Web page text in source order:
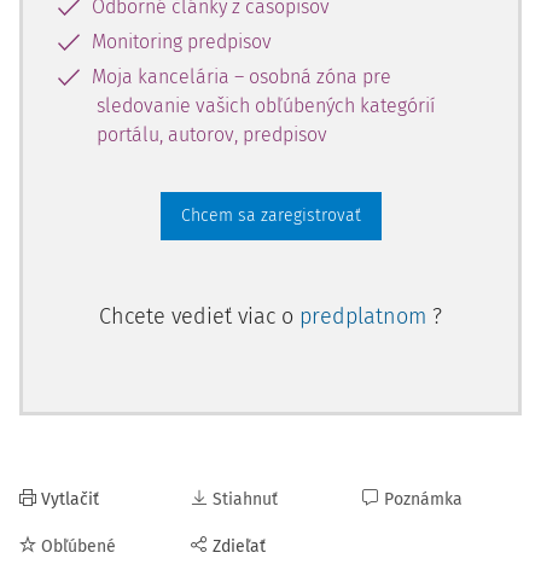
Odborné články z časopisov
Monitoring predpisov
Moja kancelária – osobná zóna pre
sledovanie vašich obľúbených kategórií
portálu, autorov, predpisov
Chcem sa zaregistrovať
Chcete vedieť viac o predplatnom ?
Vytlačiť
Obľúbené
Stiahnuť
Zdieľať
Poznámka